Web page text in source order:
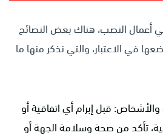
أعمال النصب، هناك بعض النصائح
في الاعتبار، والتي نذكر منها ما
قبل إبرام أي اتفاقية أو
تأكد من صحة وسلامة الجهة أو